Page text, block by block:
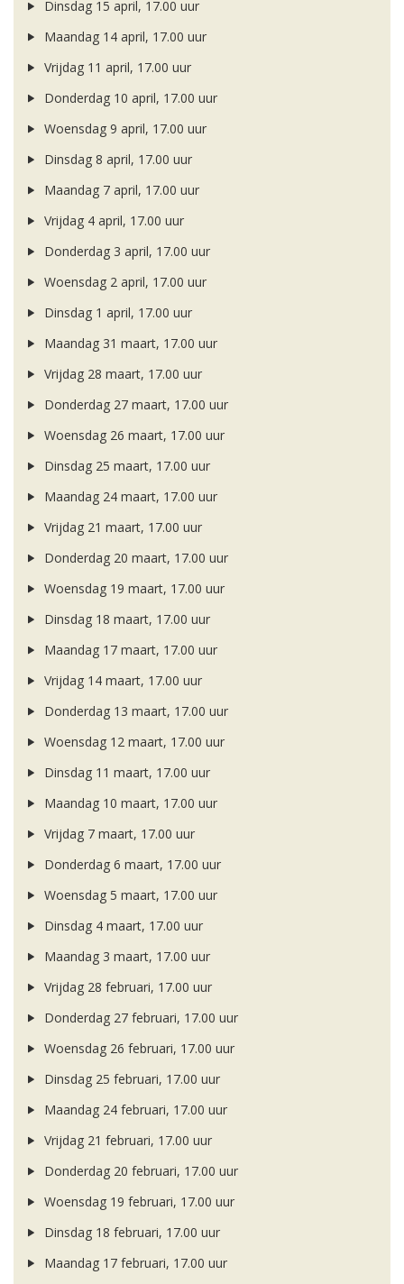
Dinsdag 15 april, 17.00 uur
Maandag 14 april, 17.00 uur
Vrijdag 11 april, 17.00 uur
Donderdag 10 april, 17.00 uur
Woensdag 9 april, 17.00 uur
Dinsdag 8 april, 17.00 uur
Maandag 7 april, 17.00 uur
Vrijdag 4 april, 17.00 uur
Donderdag 3 april, 17.00 uur
Woensdag 2 april, 17.00 uur
Dinsdag 1 april, 17.00 uur
Maandag 31 maart, 17.00 uur
Vrijdag 28 maart, 17.00 uur
Donderdag 27 maart, 17.00 uur
Woensdag 26 maart, 17.00 uur
Dinsdag 25 maart, 17.00 uur
Maandag 24 maart, 17.00 uur
Vrijdag 21 maart, 17.00 uur
Donderdag 20 maart, 17.00 uur
Woensdag 19 maart, 17.00 uur
Dinsdag 18 maart, 17.00 uur
Maandag 17 maart, 17.00 uur
Vrijdag 14 maart, 17.00 uur
Donderdag 13 maart, 17.00 uur
Woensdag 12 maart, 17.00 uur
Dinsdag 11 maart, 17.00 uur
Maandag 10 maart, 17.00 uur
Vrijdag 7 maart, 17.00 uur
Donderdag 6 maart, 17.00 uur
Woensdag 5 maart, 17.00 uur
Dinsdag 4 maart, 17.00 uur
Maandag 3 maart, 17.00 uur
Vrijdag 28 februari, 17.00 uur
Donderdag 27 februari, 17.00 uur
Woensdag 26 februari, 17.00 uur
Dinsdag 25 februari, 17.00 uur
Maandag 24 februari, 17.00 uur
Vrijdag 21 februari, 17.00 uur
Donderdag 20 februari, 17.00 uur
Woensdag 19 februari, 17.00 uur
Dinsdag 18 februari, 17.00 uur
Maandag 17 februari, 17.00 uur